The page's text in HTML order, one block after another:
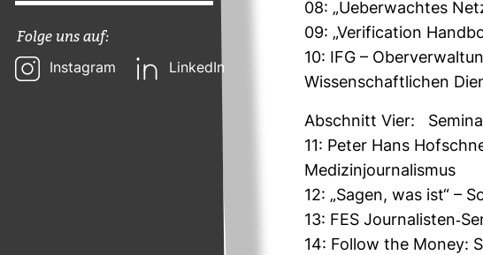
Folge uns auf:
Instagram LinkedIn
08: „Ueber­wachtes
09: „Veri­fi­ca­tion
10: IFG –
Wis­sen­schaft­li­chen
Abschnitt Vier:
11: Peter Hans
Medi­zin­jour­na­lismus
12: „Sagen, was ist“ –
13: FES Jour­na­listen-​
14: Follow the Money: